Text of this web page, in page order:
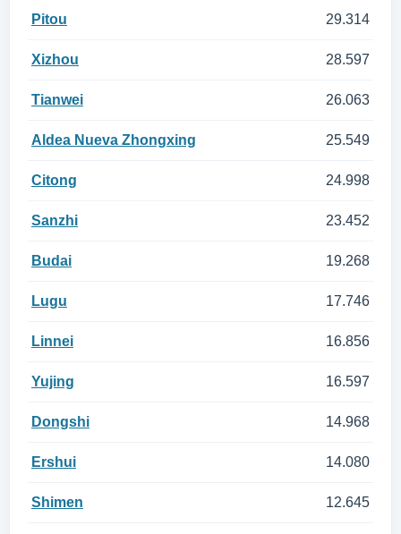
Pitou 29.314
Xizhou 28.597
Tianwei 26.063
Aldea Nueva Zhongxing 25.549
Citong 24.998
Sanzhi 23.452
Budai 19.268
Lugu 17.746
Linnei 16.856
Yujing 16.597
Dongshi 14.968
Ershui 14.080
Shimen 12.645